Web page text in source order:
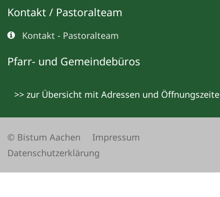
Kontakt / Pastoralteam
Kontakt - Pastoralteam
Pfarr- und Gemeindebüros
>> zur Übersicht mit Adressen und
© Bistum Aachen
Impressum
Datenschutzerklärung